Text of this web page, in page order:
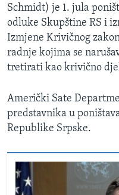
Schmidt) je 1. jula
odluke Skupštine RS i
Izmjene Krivičnog
radnje kojima se
tretirati kao krivično
Američki Sate
predstavnika u
Republike Srpske.